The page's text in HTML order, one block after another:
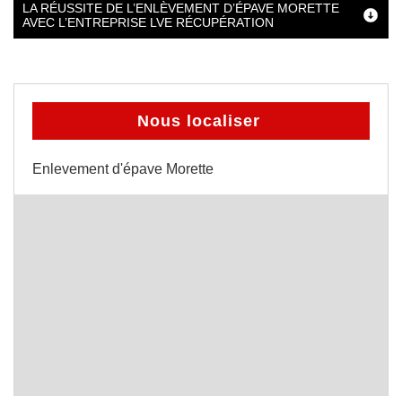
LA RÉUSSITE DE L’ENLÈVEMENT D’ÉPAVE MORETTE
AVEC L’ENTREPRISE LVE RÉCUPÉRATION
Nous localiser
Enlevement d'épave Morette